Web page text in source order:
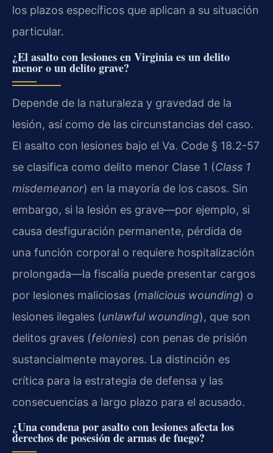
los plazos específicos que aplican a su situación
particular.
¿El asalto con lesiones en Virginia es un delito
menor o un delito grave?
Depende de la naturaleza y gravedad de la
lesión, así como de las circunstancias del caso.
El asalto con lesiones bajo el Va. Code § 18.2-57
se clasifica como delito menor Clase 1 (Class 1
misdemeanor) en la mayoría de los casos. Sin
embargo, si la lesión es grave—por ejemplo, si
causa desfiguración permanente, pérdida de
una función corporal o requiere hospitalización
prolongada—la fiscalía puede presentar cargos
por lesiones maliciosas (malicious wounding) o
lesiones ilegales (unlawful wounding), que son
delitos graves (felonies) con penas de prisión
sustancialmente mayores. La distinción es
crítica para la estrategia de defensa y las
consecuencias a largo plazo para el acusado.
¿Una condena por asalto con lesiones afecta los
derechos de posesión de armas de fuego?